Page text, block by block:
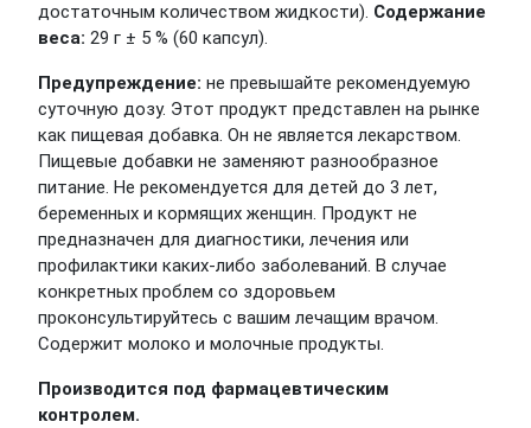
достаточным количеством жидкости). Содержание
веса: 29 г ± 5 % (60 капсул).
Предупреждение: не превышайте рекомендуемую
суточную дозу. Этот продукт представлен на рынке
как пищевая добавка. Он не является лекарством.
Пищевые добавки не заменяют разнообразное
питание. Не рекомендуется для детей до 3 лет,
беременных и кормящих женщин. Продукт не
предназначен для диагностики, лечения или
профилактики каких-либо заболеваний. В случае
конкретных проблем со здоровьем
проконсультируйтесь с вашим лечащим врачом.
Содержит молоко и молочные продукты.
Производится под фармацевтическим
контролем.